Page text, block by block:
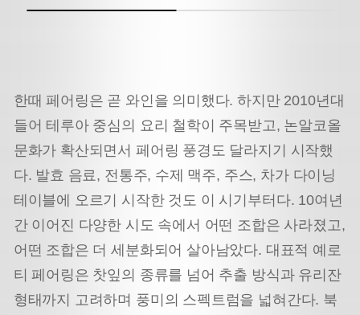
한때 페어링은 곧 와인을 의미했다. 하지만 2010년대
들어 테루아 중심의 요리 철학이 주목받고, 논알코올
문화가 확산되면서 페어링 풍경도 달라지기 시작했
다. 발효 음료, 전통주, 수제 맥주, 주스, 차가 다이닝
테이블에 오르기 시작한 것도 이 시기부터다. 10여년
간 이어진 다양한 시도 속에서 어떤 조합은 사라졌고,
어떤 조합은 더 세분화되어 살아남았다. 대표적 예로
티 페어링은 찻잎의 종류를 넘어 추출 방식과 유리잔
형태까지 고려하며 풍미의 스펙트럼을 넓혀간다. 북